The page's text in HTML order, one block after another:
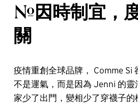
#因時制宜，
關
疫情重創全球品牌， Comme Si
不是運氣，而是因為 Jenni 的靈
家少了出門，變相少了穿襪子的